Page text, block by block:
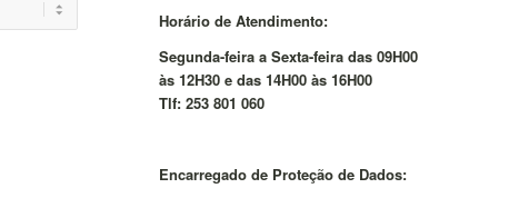
Horário de Atendimento:
Segunda-feira a Sexta-feira das 09H00
às 12H30 e das 14H00 às 16H00
Tlf: 253 801 060
Encarregado de Proteção de Dados: